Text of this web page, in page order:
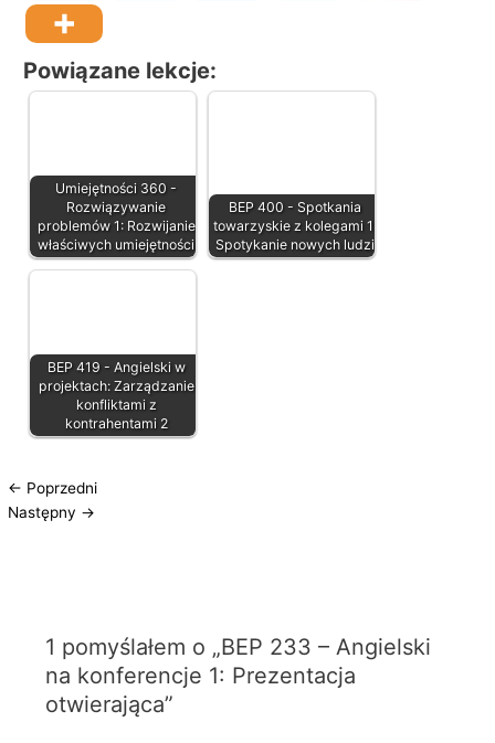
Powiązane lekcje:
Umiejętności 360 -
Rozwiązywanie
problemów 1: Rozwijanie
właściwych umiejętności
BEP 400 - Spotkania
towarzyskie z kolegami 1:
Spotykanie nowych ludzi
BEP 419 - Angielski w
projektach: Zarządzanie
konfliktami z
kontrahentami 2
← Poprzedni
Następny →
1 pomyślałem o „BEP 233 – Angielski
na konferencje 1: Prezentacja
otwierająca”